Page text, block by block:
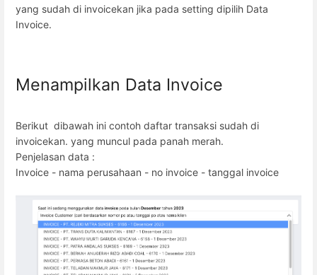
yang sudah di invoicekan jika pada setting dipilih Data
Invoice.
Menampilkan Data Invoice
Berikut dibawah ini contoh daftar transaksi sudah di
invoicekan. yang muncul pada panah merah.
Penjelasan data :
Invoice - nama perusahaan - no invoice - tanggal invoice